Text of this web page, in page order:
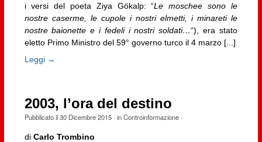
i versi del poeta Ziya Gökalp: “Le moschee sono le
nostre caserme, le cupole i nostri elmetti, i minareti le
nostre baionette e i fedeli i nostri soldati…“), era stato
eletto Primo Ministro del 59° governo turco il 4 marzo [...]
Leggi →
2003, l’ora del destino
Pubblicato il30 Dicembre 2015· inControinformazione·
di Carlo Trombino